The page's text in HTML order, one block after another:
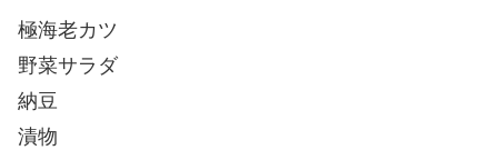
極海老カツ
野菜サラダ
納豆
漬物